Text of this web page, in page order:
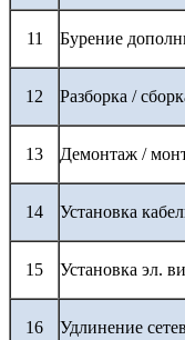
11 Бурение
12 Разборка /
13 Демонтаж /
14 Установка
15 Установка эл.
16 Удлинение